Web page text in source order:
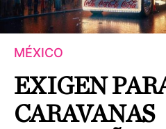
MÉXICO
EXIGEN
CARAVANAS